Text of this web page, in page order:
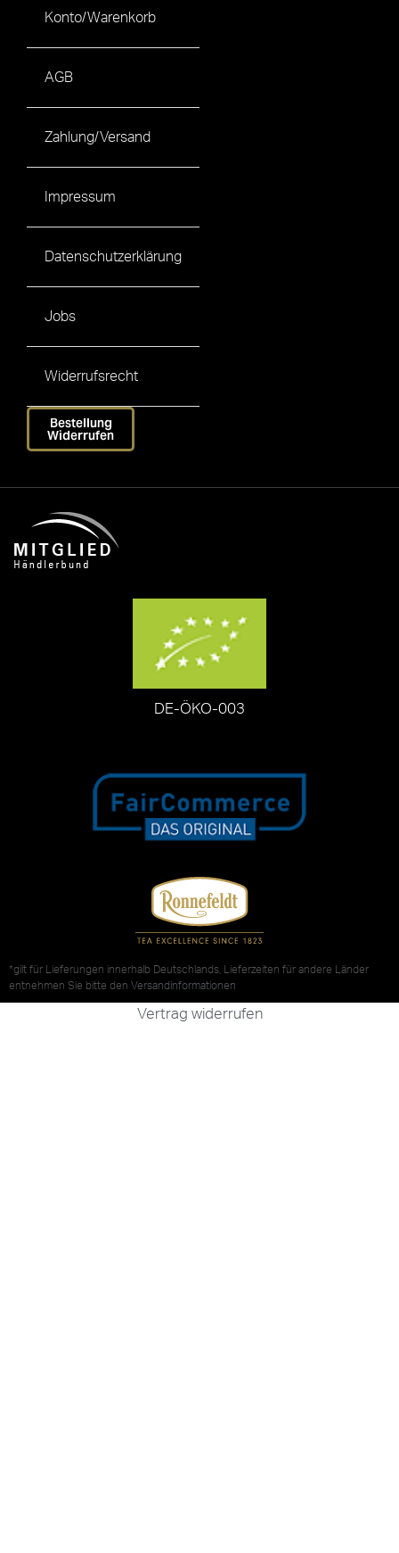
Konto/Warenkorb
AGB
Zahlung/Versand
Impressum
Datenschutzerklärung
Jobs
Widerrufsrecht
Bestellung
Widerrufen
DE-ÖKO-003
*gilt für Lieferungen innerhalb Deutschlands, Lieferzeiten für andere Länder
entnehmen Sie bitte den Versandinformationen
Vertrag widerrufen